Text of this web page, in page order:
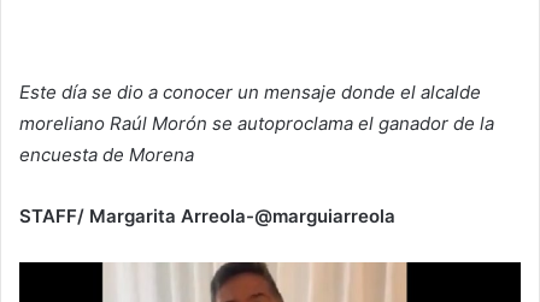
Este día se dio a conocer un mensaje donde el alcalde
moreliano Raúl Morón se autoproclama el ganador de la
encuesta de Morena
STAFF/ Margarita Arreola-@marguiarreola